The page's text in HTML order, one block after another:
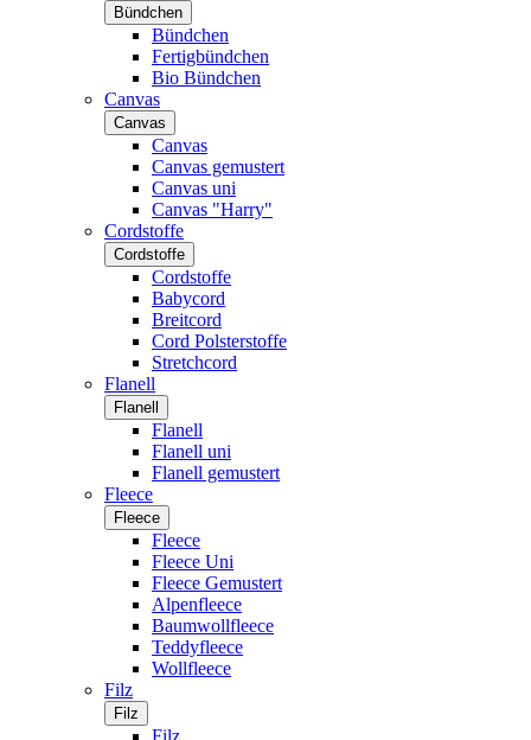
Bündchen
Bündchen
Fertigbündchen
Bio Bündchen
Canvas
Canvas
Canvas
Canvas gemustert
Canvas uni
Canvas "Harry"
Cordstoffe
Cordstoffe
Cordstoffe
Babycord
Breitcord
Cord Polsterstoffe
Stretchcord
Flanell
Flanell
Flanell
Flanell uni
Flanell gemustert
Fleece
Fleece
Fleece
Fleece Uni
Fleece Gemustert
Alpenfleece
Baumwollfleece
Teddyfleece
Wollfleece
Filz
Filz
Filz